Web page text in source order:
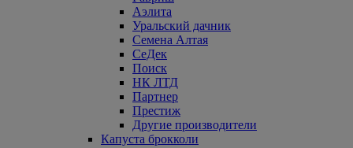
Аэлита
Уральский дачник
Семена Алтая
СеДек
Поиск
НК ЛТД
Партнер
Престиж
Другие производители
Капуста брокколи